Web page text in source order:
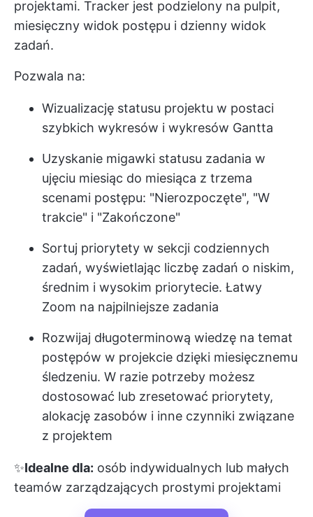
projektami. Tracker jest podzielony na pulpit,
miesięczny widok postępu i dzienny widok
zadań.
Pozwala na:
Wizualizację statusu projektu w postaci
szybkich wykresów i wykresów Gantta
Uzyskanie migawki statusu zadania w
ujęciu miesiąc do miesiąca z trzema
scenami postępu: "Nierozpoczęte", "W
trakcie" i "Zakończone"
Sortuj priorytety w sekcji codziennych
zadań, wyświetlając liczbę zadań o niskim,
średnim i wysokim priorytecie. Łatwy
Zoom na najpilniejsze zadania
Rozwijaj długoterminową wiedzę na temat
postępów w projekcie dzięki miesięcznemu
śledzeniu. W razie potrzeby możesz
dostosować lub zresetować priorytety,
alokację zasobów i inne czynniki związane
z projektem
✨Idealne dla: osób indywidualnych lub małych
teamów zarządzających prostymi projektami